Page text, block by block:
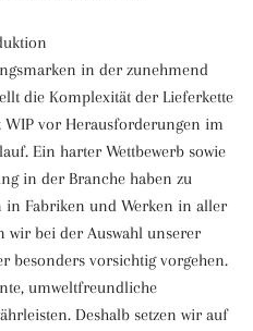
in der zunehmend
die Komplexität der Lieferkette
vor Herausforderungen im
Ein harter Wettbewerb sowie
in der Branche haben zu
Fabriken und Werken in aller
wir bei der Auswahl unserer
besonders vorsichtig vorgehen.
umweltfreundliche
Deshalb setzen wir auf